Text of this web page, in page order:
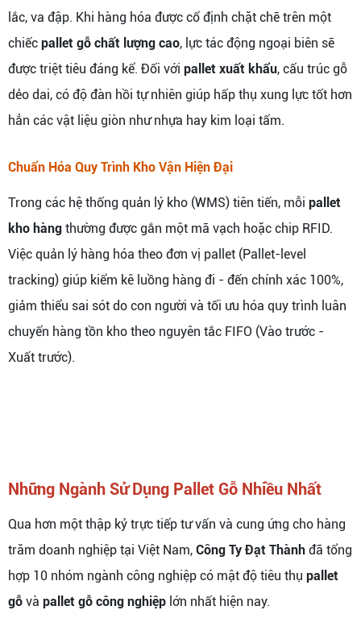
lắc, va đập. Khi hàng hóa được cố định chặt chẽ trên một
chiếc pallet gỗ chất lượng cao, lực tác động ngoại biên sẽ
được triệt tiêu đáng kể. Đối với pallet xuất khẩu, cấu trúc gỗ
dẻo dai, có độ đàn hồi tự nhiên giúp hấp thụ xung lực tốt hơn
hẳn các vật liệu giòn như nhựa hay kim loại tấm.
Chuẩn Hóa Quy Trình Kho Vận Hiện Đại
Trong các hệ thống quản lý kho (WMS) tiên tiến, mỗi pallet
kho hàng thường được gắn một mã vạch hoặc chip RFID.
Việc quản lý hàng hóa theo đơn vị pallet (Pallet-level
tracking) giúp kiểm kê luồng hàng đi - đến chính xác 100%,
giảm thiểu sai sót do con người và tối ưu hóa quy trình luân
chuyển hàng tồn kho theo nguyên tắc FIFO (Vào trước -
Xuất trước).
Những Ngành Sử Dụng Pallet Gỗ Nhiều Nhất
Qua hơn một thập kỷ trực tiếp tư vấn và cung ứng cho hàng
trăm doanh nghiệp tại Việt Nam, Công Ty Đạt Thành đã tổng
hợp 10 nhóm ngành công nghiệp có mật độ tiêu thụ pallet
gỗ và pallet gỗ công nghiệp lớn nhất hiện nay.